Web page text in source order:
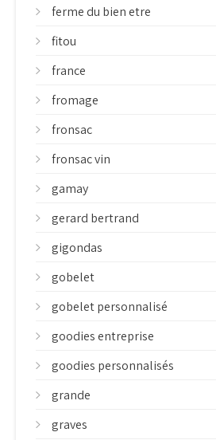
ferme du bien etre
fitou
france
fromage
fronsac
fronsac vin
gamay
gerard bertrand
gigondas
gobelet
gobelet personnalisé
goodies entreprise
goodies personnalisés
grande
graves